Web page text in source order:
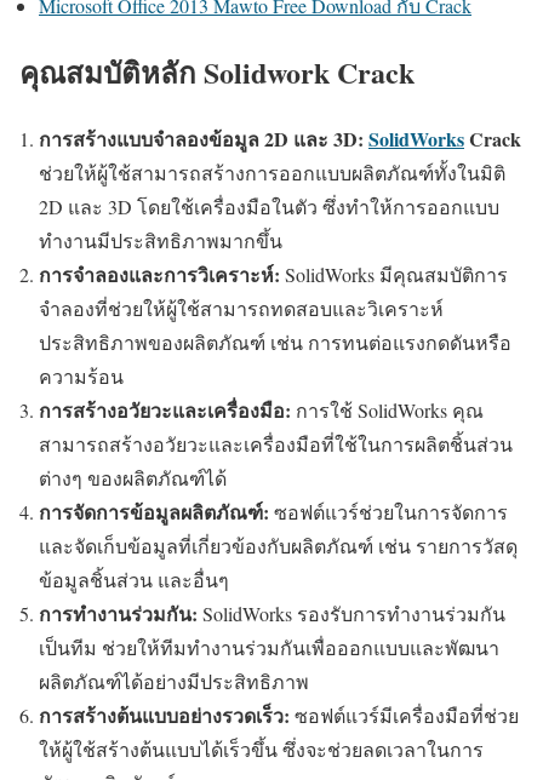
Microsoft Office 2013 Mawto Free Download กับ Crack
คุณสมบัติหลัก Solidwork Crack
การสร้างแบบจำลองข้อมูล 2D และ 3D: SolidWorksCrack
ช่วยให้ผู้ใช้สามารถสร้างการออกแบบผลิตภัณฑ์ทั้งในมิติ
2D และ 3D โดยใช้เครื่องมือในตัว ซึ่งทำให้การออกแบบ
ทำงานมีประสิทธิภาพมากขึ้น
การจำลองและการวิเคราะห์: SolidWorks มีคุณสมบัติการ
จำลองที่ช่วยให้ผู้ใช้สามารถทดสอบและวิเคราะห์
ประสิทธิภาพของผลิตภัณฑ์ เช่น การทนต่อแรงกดดันหรือ
ความร้อน
การสร้างอวัยวะและเครื่องมือ: การใช้ SolidWorks คุณ
สามารถสร้างอวัยวะและเครื่องมือที่ใช้ในการผลิตชิ้นส่วน
ต่างๆ ของผลิตภัณฑ์ได้
การจัดการข้อมูลผลิตภัณฑ์: ซอฟต์แวร์ช่วยในการจัดการ
และจัดเก็บข้อมูลที่เกี่ยวข้องกับผลิตภัณฑ์ เช่น รายการวัสดุ
ข้อมูลชิ้นส่วน และอื่นๆ
การทำงานร่วมกัน: SolidWorks รองรับการทำงานร่วมกัน
เป็นทีม ช่วยให้ทีมทำงานร่วมกันเพื่อออกแบบและพัฒนา
ผลิตภัณฑ์ได้อย่างมีประสิทธิภาพ
การสร้างต้นแบบอย่างรวดเร็ว: ซอฟต์แวร์มีเครื่องมือที่ช่วย
ให้ผู้ใช้สร้างต้นแบบได้เร็วขึ้น ซึ่งจะช่วยลดเวลาในการ